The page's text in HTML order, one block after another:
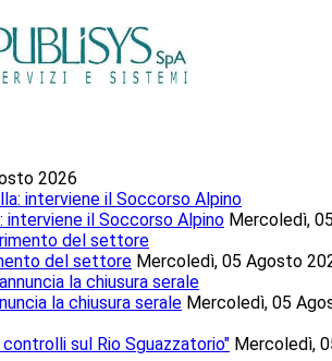
2026
interviene il Soccorso Alpino Mercoledì,
del settore Mercoledì, 05 Agosto
la chiusura serale Mercoledì, 05
sul Rio Sguazzatorio" Mercoledì,